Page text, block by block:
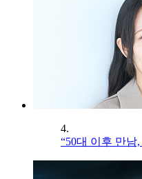
4.
“50대 이후 만남